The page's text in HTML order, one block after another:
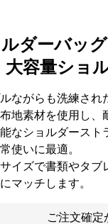
ダーバッ
大容量ショ
ながらも洗練され
地素材を使用し、
なショルダースト
使いに最適。
イズで書類やタブ
マッチします。
ご注文確定